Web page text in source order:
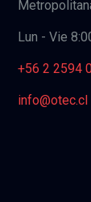
Lun - Vie
+56 2 2594
info@otec.cl